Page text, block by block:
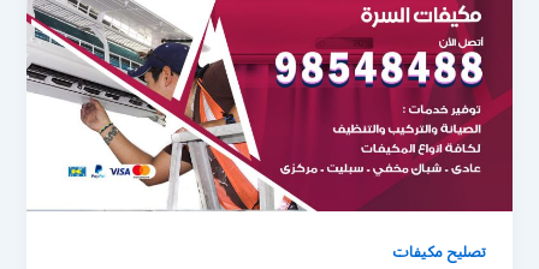
تصليح مكيفات